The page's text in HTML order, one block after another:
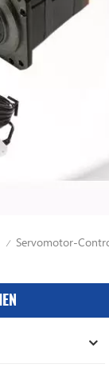
/ Servomotor-